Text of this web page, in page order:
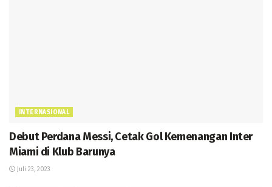
INTERNASIONAL
Debut Perdana Messi, Cetak Gol Kemenangan Inter
Miami di Klub Barunya
Juli 23, 2023